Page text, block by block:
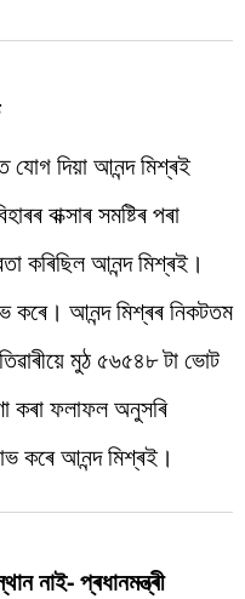
যোগ দিয়া আনন্দ মিশ্ৰই
বাক্সাৰ সমষ্টিৰ পৰা
কৰিছিল আনন্দ মিশ্ৰই।
আনন্দ মিশ্ৰৰ নিকটতম
মুঠ ৫৬৫৪৮ টা ভোট
কৰা ফলাফল অনুসৰি
কৰে আনন্দ মিশ্ৰই।
নাই- প্ৰধানমন্ত্ৰী